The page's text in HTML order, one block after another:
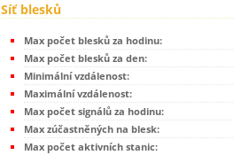
Síť blesků
Max počet blesků za hodinu:
Max počet blesků za den:
Minimální vzdálenost:
Maximální vzdálenost:
Max počet signálů za hodinu:
Max zúčastněných na blesk:
Max počet aktivních stanic: